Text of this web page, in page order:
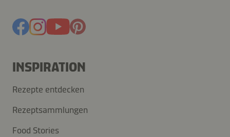
INSPIRATION
Rezepte entdecken
Rezeptsammlungen
Food Stories